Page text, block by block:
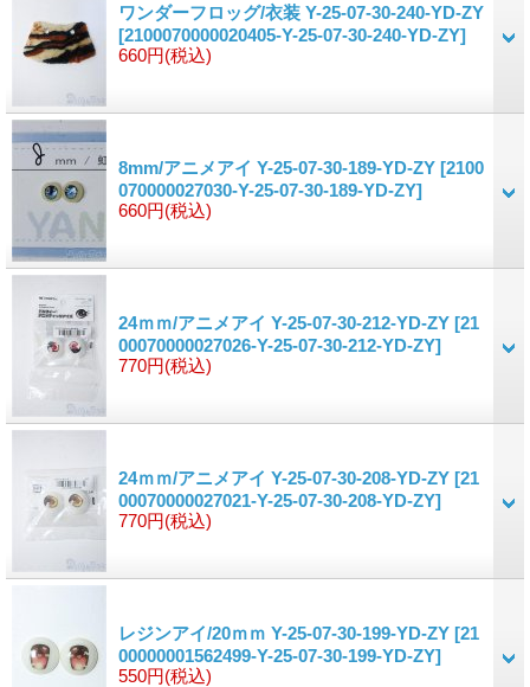
ワンダーフロッグ/衣装 Y-25-07-30-240-YD-ZY
[2100070000020405-Y-25-07-30-240-YD-ZY]
660円(税込)
8mm/アニメアイ Y-25-07-30-189-YD-ZY [2100
070000027030-Y-25-07-30-189-YD-ZY]
660円(税込)
24ｍｍ/アニメアイ Y-25-07-30-212-YD-ZY [21
00070000027026-Y-25-07-30-212-YD-ZY]
770円(税込)
24ｍｍ/アニメアイ Y-25-07-30-208-YD-ZY [21
00070000027021-Y-25-07-30-208-YD-ZY]
770円(税込)
レジンアイ/20ｍｍ Y-25-07-30-199-YD-ZY [21
00000001562499-Y-25-07-30-199-YD-ZY]
550円(税込)